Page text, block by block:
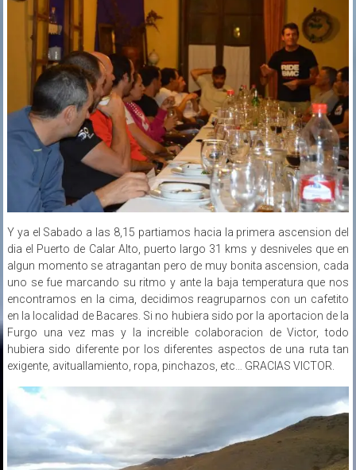
Y ya el Sabado a las 8,15 partiamos hacia la primera ascension del
dia el Puerto de Calar Alto, puerto largo 31 kms y desniveles que en
algun momento se atragantan pero de muy bonita ascension, cada
uno se fue marcando su ritmo y ante la baja temperatura que nos
encontramos en la cima, decidimos reagruparnos con un cafetito
en la localidad de Bacares. Si no hubiera sido por la aportacion de la
Furgo una vez mas y la increible colaboracion de Victor, todo
hubiera sido diferente por los diferentes aspectos de una ruta tan
exigente, avituallamiento, ropa, pinchazos, etc… GRACIAS VICTOR.